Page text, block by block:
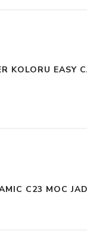
KOLORU EASY
C23 MOC